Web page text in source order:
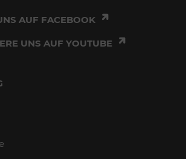
AUF FACEBOOK
UNS AUF YOUTUBE